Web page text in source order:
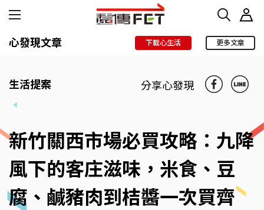
心發現文章 下載心生活 更多文章
生活提案 分享心發現
新竹關西市場必買攻略：九降
風下的客庄滋味，米食、豆
腐、鹹豬肉到桔醬一次買齊